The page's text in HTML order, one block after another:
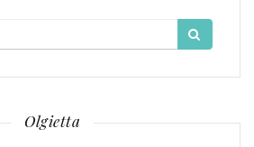
Olgietta